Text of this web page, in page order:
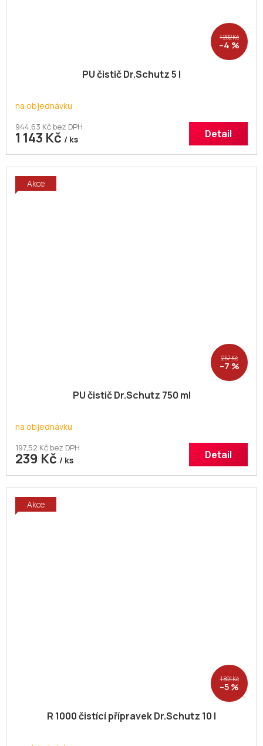
1 202 Kč
–4 %
PU čistič Dr.Schutz 5 l
na objednávku
944,63 Kč bez DPH
1 143 Kč / ks Detail
Akce
257 Kč
–7 %
PU čistič Dr.Schutz 750 ml
na objednávku
197,52 Kč bez DPH
239 Kč / ks Detail
Akce
1 891 Kč
–5 %
R 1000 čistící přípravek Dr.Schutz 10 l